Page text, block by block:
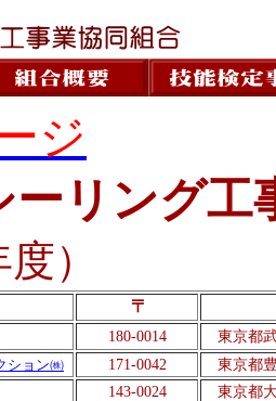
ジ
ーリング
）
〒
180-0014 東京都
ション㈱ 171-0042
東京都
143-0024 東京都